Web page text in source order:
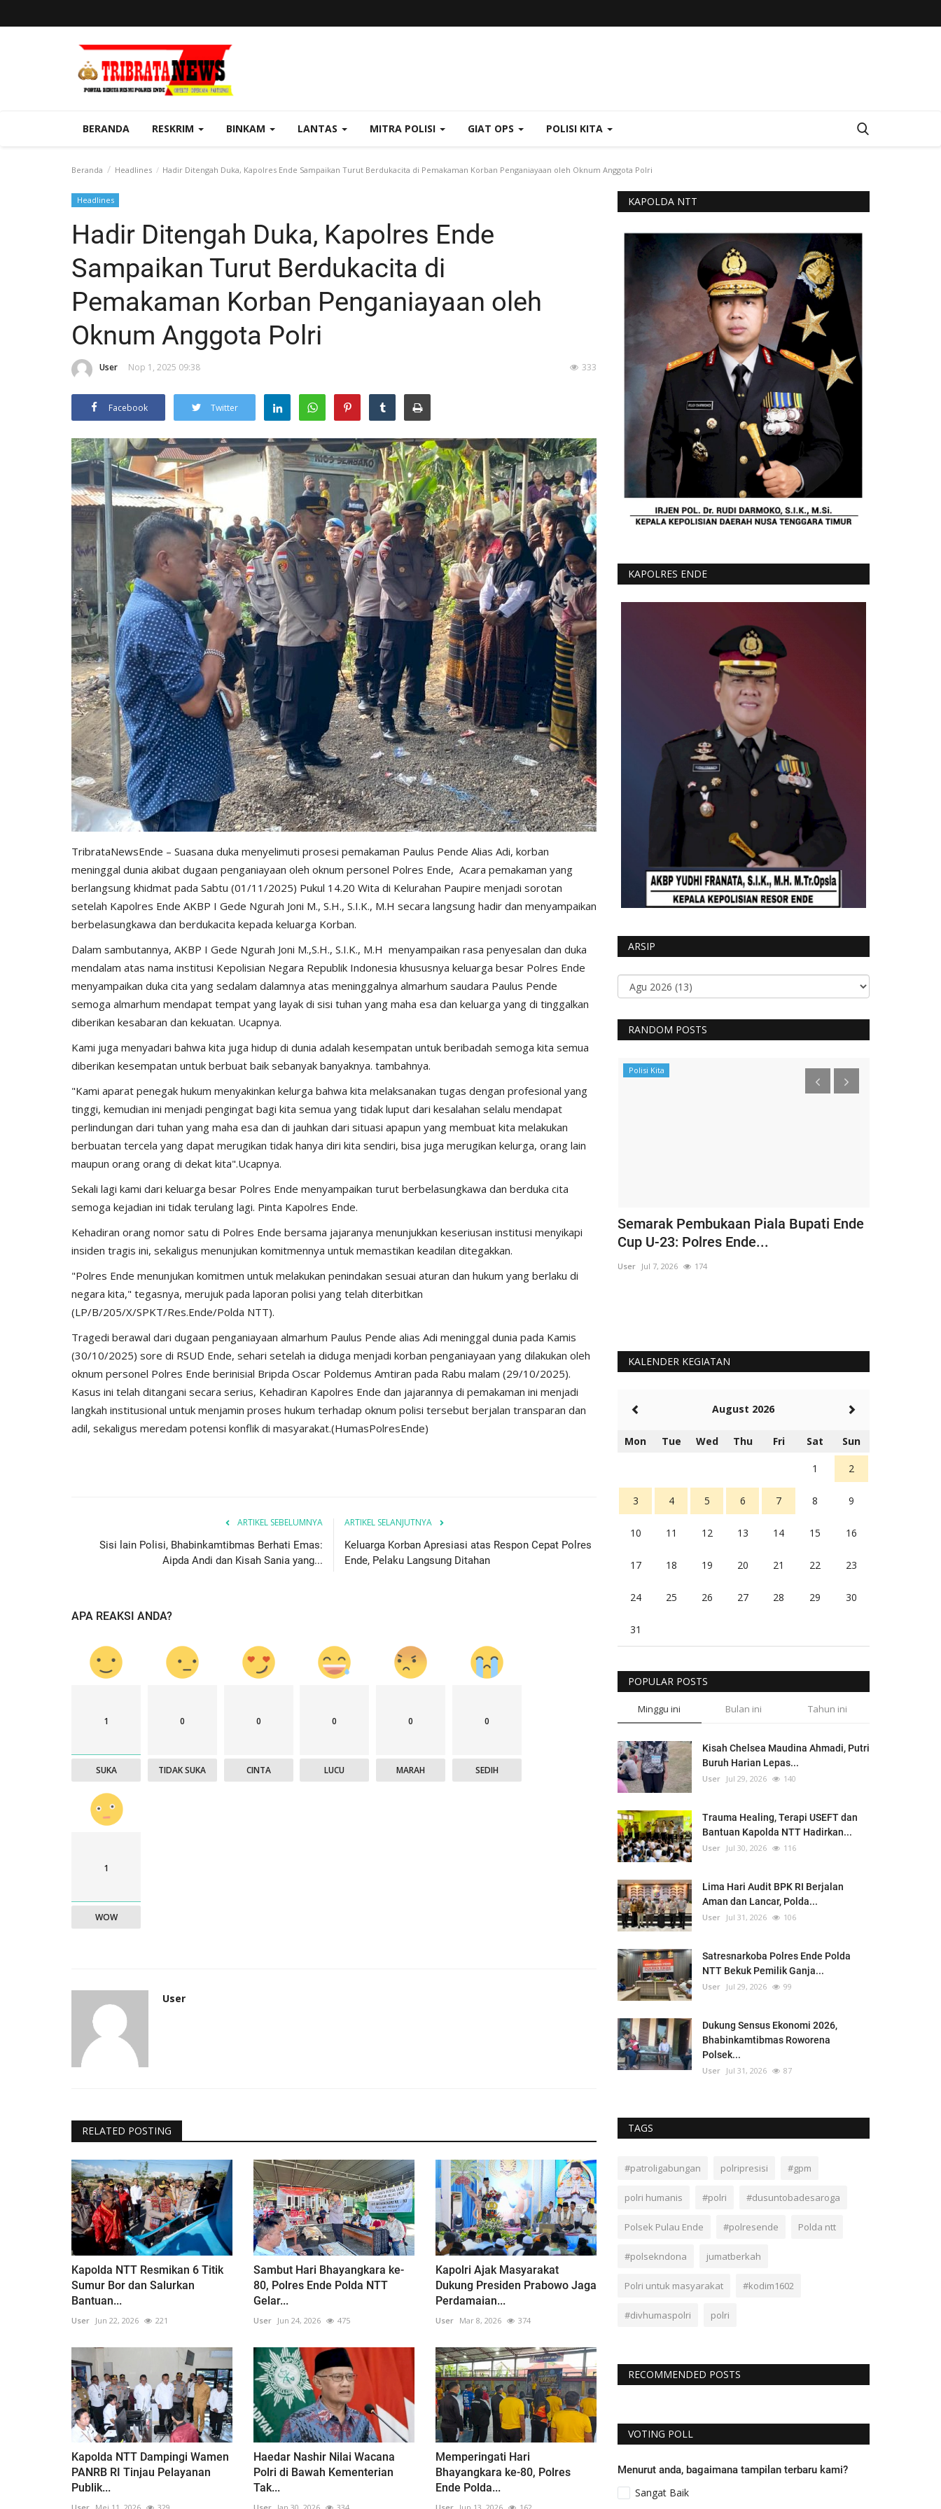
BERANDA RESKRIM BINKAM LANTAS MITRA POLISI GIAT OPS POLISI KITA
Beranda Headlines Hadir Ditengah Duka, Kapolres Ende Sampaikan Turut Berdukacita di Pemakaman Korban Penganiayaan oleh Oknum Anggota Polri
Headlines
Hadir Ditengah Duka, Kapolres Ende
Sampaikan Turut Berdukacita di
Pemakaman Korban Penganiayaan oleh
Oknum Anggota Polri
User Nop 1, 2025 09:38 333
Facebook Twitter
TribrataNewsEnde – Suasana duka menyelimuti prosesi pemakaman Paulus Pende Alias Adi, korban
meninggal dunia akibat dugaan penganiayaan oleh oknum personel Polres Ende, Acara pemakaman yang
berlangsung khidmat pada Sabtu (01/11/2025) Pukul 14.20 Wita di Kelurahan Paupire menjadi sorotan
setelah Kapolres Ende AKBP I Gede Ngurah Joni M., S.H., S.I.K., M.H secara langsung hadir dan menyampaikan
berbelasungkawa dan berdukacita kepada keluarga Korban.
​Dalam sambutannya, AKBP I Gede Ngurah Joni M.,S.H., S.I.K., M.H menyampaikan rasa penyesalan dan duka
mendalam atas nama institusi Kepolisian Negara Republik Indonesia khususnya keluarga besar Polres Ende
menyampaikan duka cita yang sedalam dalamnya atas meninggalnya almarhum saudara Paulus Pende
semoga almarhum mendapat tempat yang layak di sisi tuhan yang maha esa dan keluarga yang di tinggalkan
diberikan kesabaran dan kekuatan. Ucapnya.
Kami juga menyadari bahwa kita juga hidup di dunia adalah kesempatan untuk beribadah semoga kita semua
diberikan kesempatan untuk berbuat baik sebanyak banyaknya. tambahnya.
"Kami aparat penegak hukum menyakinkan kelurga bahwa kita melaksanakan tugas dengan profesional yang
tinggi, kemudian ini menjadi pengingat bagi kita semua yang tidak luput dari kesalahan selalu mendapat
perlindungan dari tuhan yang maha esa dan di jauhkan dari situasi apapun yang membuat kita melakukan
berbuatan tercela yang dapat merugikan tidak hanya diri kita sendiri, bisa juga merugikan kelurga, orang lain
maupun orang orang di dekat kita".Ucapnya.
Sekali lagi kami dari keluarga besar Polres Ende menyampaikan turut berbelasungkawa dan berduka cita
semoga kejadian ini tidak terulang lagi. Pinta Kapolres Ende.
​Kehadiran orang nomor satu di Polres Ende bersama jajaranya menunjukkan keseriusan institusi menyikapi
insiden tragis ini, sekaligus menunjukan komitmennya untuk memastikan keadilan ditegakkan.
​"Polres Ende menunjukan komitmen untuk melakukan penindakan sesuai aturan dan hukum yang berlaku di
negara kita," tegasnya, merujuk pada laporan polisi yang telah diterbitkan
(LP/B/205/X/SPKT/Res.Ende/Polda NTT).
​Tragedi berawal dari dugaan penganiayaan almarhum Paulus Pende alias Adi meninggal dunia pada Kamis
(30/10/2025) sore di RSUD Ende, sehari setelah ia diduga menjadi korban penganiayaan yang dilakukan oleh
oknum personel Polres Ende berinisial Bripda Oscar Poldemus Amtiran pada Rabu malam (29/10/2025).
Kasus ini telah ditangani secara serius, Kehadiran Kapolres Ende dan jajarannya di pemakaman ini menjadi
langkah institusional untuk menjamin proses hukum terhadap oknum polisi tersebut berjalan transparan dan
adil, sekaligus meredam potensi konflik di masyarakat.(HumasPolresEnde)
ARTIKEL SEBELUMNYA
Sisi lain Polisi, Bhabinkamtibmas Berhati Emas:
Aipda Andi dan Kisah Sania yang...
ARTIKEL SELANJUTNYA
Keluarga Korban Apresiasi atas Respon Cepat Polres
Ende, Pelaku Langsung Ditahan
APA REAKSI ANDA?
1
SUKA
0
TIDAK SUKA
0
CINTA
0
LUCU
0
MARAH
0
SEDIH
1
WOW
User
RELATED POSTING
Kapolda NTT Resmikan 6 Titik
Sumur Bor dan Salurkan
Bantuan...
User Jun 22, 2026 221
​Sambut Hari Bhayangkara ke-
80, Polres Ende Polda NTT
Gelar...
User Jun 24, 2026 475
Kapolri Ajak Masyarakat
Dukung Presiden Prabowo Jaga
Perdamaian...
User Mar 8, 2026 374
Kapolda NTT Dampingi Wamen
PANRB RI Tinjau Pelayanan
Publik...
Haedar Nashir Nilai Wacana
Polri di Bawah Kementerian
Tak...
Memperingati Hari
Bhayangkara ke-80, Polres
Ende Polda...
KAPOLDA NTT
KAPOLRES ENDE
ARSIP
RANDOM POSTS
BERANDA
Bantu Distribusikan...
Polri melalui Polres Ende Polda NTT membantu
mendistribusikan Bantuan Kemanusiaan...
BERANDA
Polres Ende Gelar Apel...
Polisi Kita
Semarak Pembukaan Piala Bupati Ende
Cup U-23: Polres Ende...
User Jul 7, 2026 174
KALENDER KEGIATAN
August 2026
Mon Tue Wed Thu Fri Sat Sun
1 2
3 4 5 6 7 8 9
10 11 12 13 14 15 16
17 18 19 20 21 22 23
24 25 26 27 28 29 30
31
POPULAR POSTS
Minggu ini Bulan ini Tahun ini
Kisah Chelsea Maudina Ahmadi, Putri
Buruh Harian Lepas...
User Jul 29, 2026 140
Trauma Healing, Terapi USEFT dan
Bantuan Kapolda NTT Hadirkan...
User Jul 30, 2026 116
Lima Hari Audit BPK RI Berjalan
Aman dan Lancar, Polda...
User Jul 31, 2026 106
Satresnarkoba Polres Ende Polda
NTT Bekuk Pemilik Ganja...
User Jul 29, 2026 99
Dukung Sensus Ekonomi 2026,
Bhabinkamtibmas Roworena
Polsek...
User Jul 31, 2026 87
TAGS
#patroligabungan polripresisi #gpm
polri humanis #polri #dusuntobadesaroga
Polsek Pulau Ende #polresende Polda ntt
#polsekndona jumatberkah
Polri untuk masyarakat #kodim1602
#divhumaspolri polri
RECOMMENDED POSTS
VOTING POLL
Menurut anda, bagaimana tampilan terbaru kami?
Sangat Baik